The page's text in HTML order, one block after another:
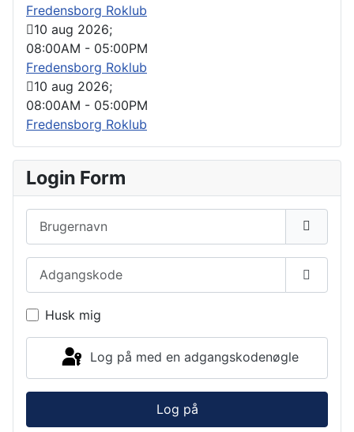
Fredensborg Roklub
10 aug 2026;
08:00AM - 05:00PM
Fredensborg Roklub
10 aug 2026;
08:00AM - 05:00PM
Fredensborg Roklub
Login Form
Vis
Husk mig
Log på med en adgangskodenøgle
Log på